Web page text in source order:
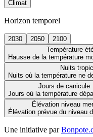
Climat
Horizon temporel
2030 2050
2100
Température
Hausse de la température
Nuits
Nuits où la température ne
Jours de canicule
Jours où la température
Élévation niveau mer
Élévation prévue du niveau
Une initiative par